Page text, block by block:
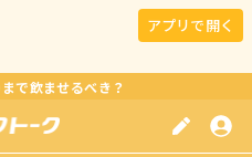
アプリで開く
で飲ませるべき？